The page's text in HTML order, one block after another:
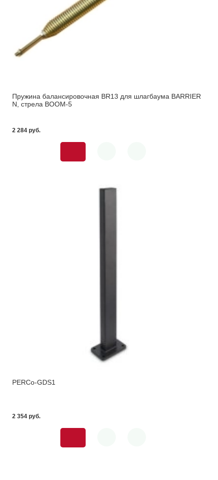
Пружина балансировочная BR13 для шлагбаума BARRIER
N, стрела BOOM-5
2 284 pуб.
PERCo-GDS1
2 354 pуб.